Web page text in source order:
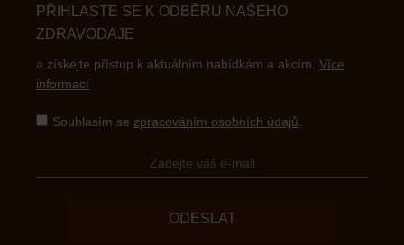
PŘIHLASTE SE K ODBĚRU NAŠEHO
ZDRAVODAJE
a získejte přístup k aktuálním nabídkám a akcím. Více
informací
Souhlasím se zpracováním osobních údajů
ODESLAT